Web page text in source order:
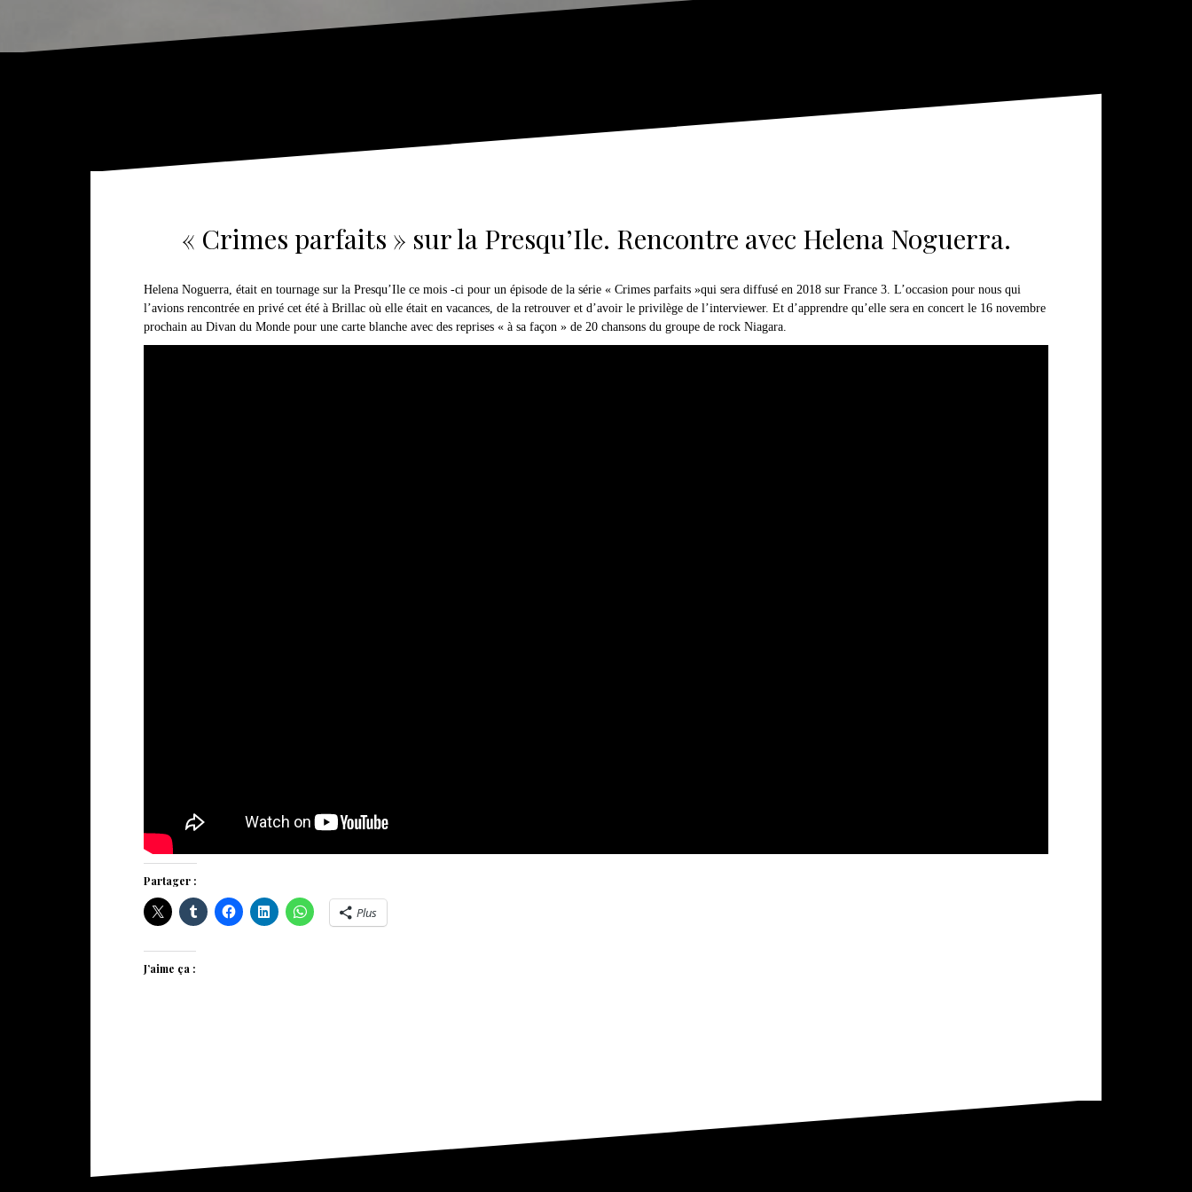
« Crimes parfaits » sur la Presqu’Ile. Rencontre avec Helena Noguerra.
Helena Noguerra, était en tournage sur la Presqu’Ile ce mois -ci pour un épisode de la série « Crimes parfaits »qui sera diffusé en 2018 sur France 3. L’occasion pour nous qui
l’avions rencontrée en privé cet été à Brillac où elle était en vacances, de la retrouver et d’avoir le privilège de l’interviewer. Et d’apprendre qu’elle sera en concert le 16 novembre
prochain au Divan du Monde pour une carte blanche avec des reprises « à sa façon » de 20 chansons du groupe de rock Niagara.
Partager :
Plus
J’aime ça :